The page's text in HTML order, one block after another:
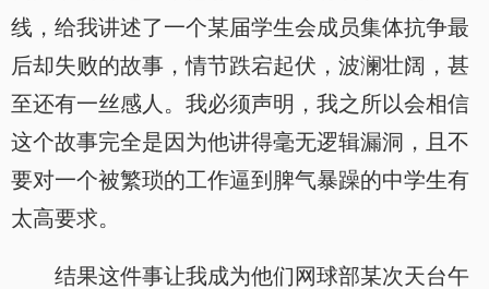
线，给我讲述了一个某届学生会成员集体抗争最
后却失败的故事，情节跌宕起伏，波澜壮阔，甚
至还有一丝感人。我必须声明，我之所以会相信
这个故事完全是因为他讲得毫无逻辑漏洞，且不
要对一个被繁琐的工作逼到脾气暴躁的中学生有
太高要求。
结果这件事让我成为他们网球部某次天台午